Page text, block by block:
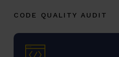
CODE QUALITY AUDIT